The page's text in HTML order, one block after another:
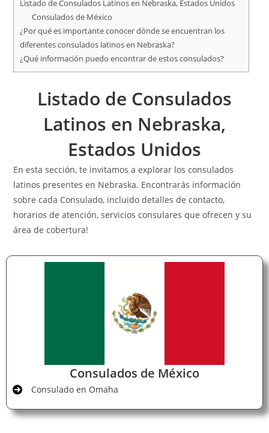
Listado de Consulados Latinos en Nebraska, Estados Unidos
Consulados de México
¿Por qué es importante conocer dónde se encuentran los
diferentes consulados latinos en Nebraska?
¿Qué información puedo encontrar de estos consulados?
Listado de Consulados
Latinos en Nebraska,
Estados Unidos
En esta sección, te invitamos a explorar los consulados
latinos presentes en Nebraska. Encontrarás información
sobre cada Consulado, incluido detalles de contacto,
horarios de atención, servicios consulares que ofrecen y su
área de cobertura!
Consulados de México
Consulado en Omaha